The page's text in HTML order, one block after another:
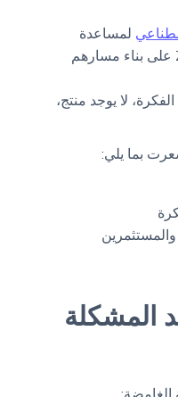
لمساعدة
الباحثين عن عمل من الجيل Z على بناء مسارهم
لا يوجد منتج،
بما يلي:
المشكلة